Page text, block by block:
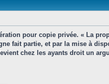
pour copie privée. « La
fait partie, et par la mise à
chez les ayants droit un